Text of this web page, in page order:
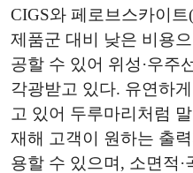
CIGS와 페로브스카이트
제품군 대비 낮은 비용
공할 수 있어 위성·우주
각광받고 있다. 유연하
고 있어 두루마리처럼
재해 고객이 원하는 출
용할 수 있으며, 소면적